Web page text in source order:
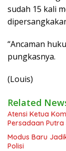
sudah 15 kali
“Ancaman
pungkasnya.
(Louis)
Related
Atensi Ketua
Persadaan Putra
Modus Baru
Polisi